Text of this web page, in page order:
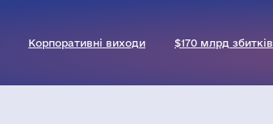
Корпоративні виходи $170 млрд збитків